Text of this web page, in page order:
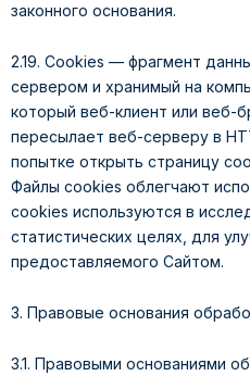
законного основания.
2.19. Cookies — фрагмент
сервером и хранимый на
который веб-клиент или веб-
пересылает веб-серверу в
попытке открыть страницу
Файлы cookies облегчают
cookies используются в
статистических целях, для
предоставляемого Сайтом.
3. Правовые основания
3.1. Правовыми основаниями